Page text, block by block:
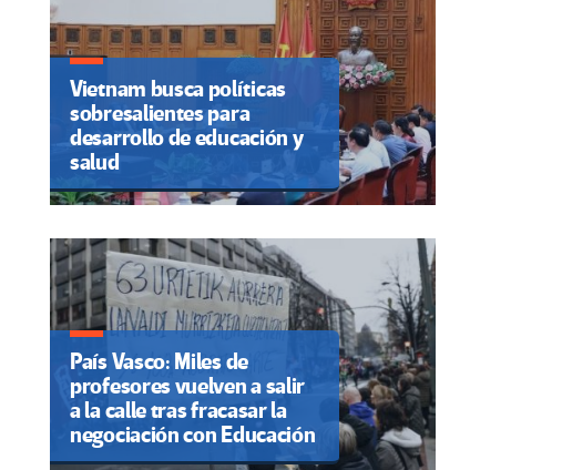
Vietnam busca políticas
sobresalientes para
desarrollo de educación y
salud
País Vasco: Miles de
profesores vuelven a salir
a la calle tras fracasar la
negociación con Educación